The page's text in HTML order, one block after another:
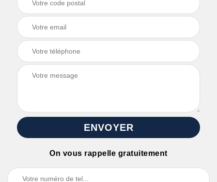
On vous rappelle gratuitement